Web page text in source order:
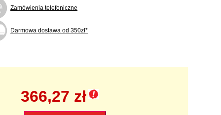
Zamówienia telefoniczne
Darmowa dostawa od 350zł*
366,27 zł